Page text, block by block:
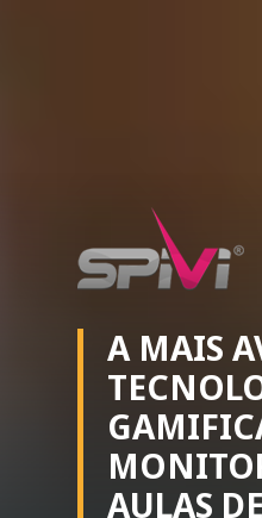
A MAIS
AULAS